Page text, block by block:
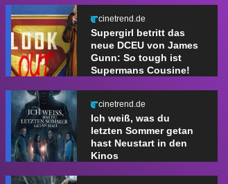
cinetrend.de
Supergirl betritt das
neue DCEU von James
Gunn: So tough ist
Supermans Cousine!
cinetrend.de
Ich weiß, was du
letzten Sommer getan
hast Neustart in den
Kinos